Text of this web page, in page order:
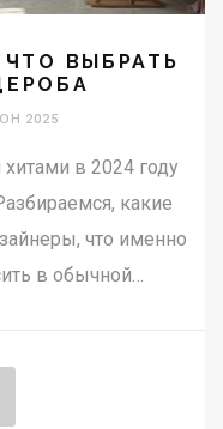
ВЫБРАТЬ
2025
в 2024 году
какие
что именно
в обычной